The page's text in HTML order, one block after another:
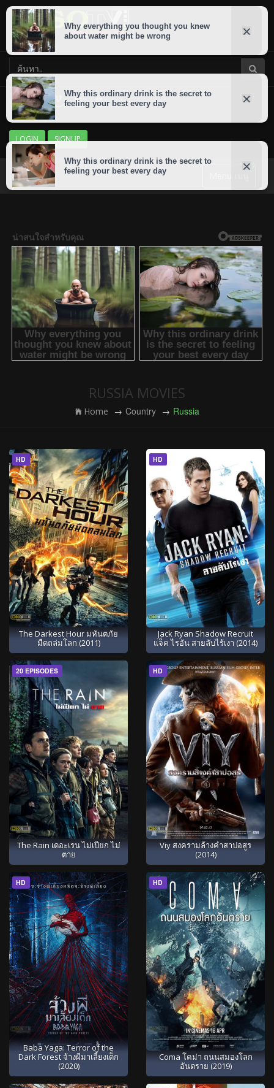
LOGIN SIGNUP
RUSSIA MOVIES
Home Country Russia
HD
The Darkest Hour มหันตภัย
มืดถล่มโลก (2011)
HD
Jack Ryan Shadow Recruit
แจ็ค ไรอัน สายลับไร้เงา (2014)
20 EPISODES
The Rain เดอะเรน ไม่เปียก ไม่
ตาย
HD
Viy สงครามล้างคำสาปอสูร
(2014)
HD
Baba Yaga: Terror of the
Dark Forest จ้างผีมาเลี้ยงเด็ก
(2020)
HD
Coma โคม่า ถนนสมองโลก
อันตราย (2019)